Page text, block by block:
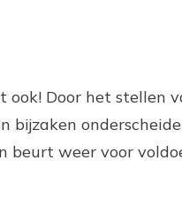
ook! Door het stellen
bijzaken
beurt weer voor